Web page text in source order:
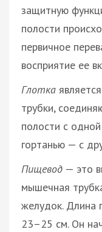
защитную
полости
первичное
восприятие ее
Глотка
трубки,
полости с
гортанью — с
Пищевод — это
мышечная
желудок. Длина
23–25 см. Он